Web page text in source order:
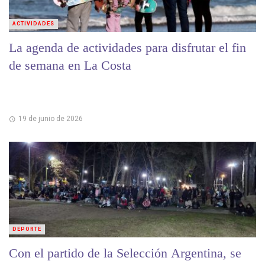
La agenda de actividades para disfrutar el fin
de semana en La Costa
19 de junio de 2026
ACTIVIDADES
Con el partido de la Selección Argentina, se
DEPORTE